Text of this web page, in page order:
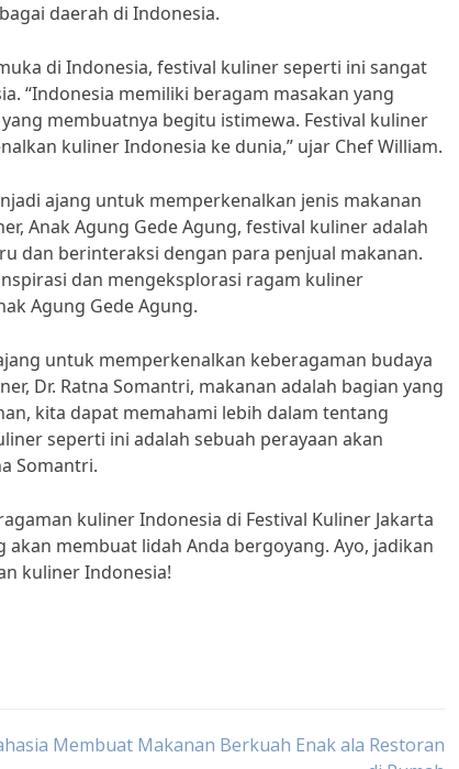
daerah di Indonesia.
di Indonesia, festival kuliner seperti ini sangat
“Indonesia memiliki beragam masakan yang
membuatnya begitu istimewa. Festival kuliner
kuliner Indonesia ke dunia,” ujar Chef William.
ajang untuk memperkenalkan jenis makanan
Anak Agung Gede Agung, festival kuliner adalah
dan berinteraksi dengan para penjual makanan.
dan mengeksplorasi ragam kuliner
Agung Gede Agung.
untuk memperkenalkan keberagaman budaya
Dr. Ratna Somantri, makanan adalah bagian yang
kita dapat memahami lebih dalam tentang
seperti ini adalah sebuah perayaan akan
Somantri.
kuliner Indonesia di Festival Kuliner Jakarta
membuat lidah Anda bergoyang. Ayo, jadikan
kuliner Indonesia!
Membuat Makanan Berkuah Enak ala Restoran